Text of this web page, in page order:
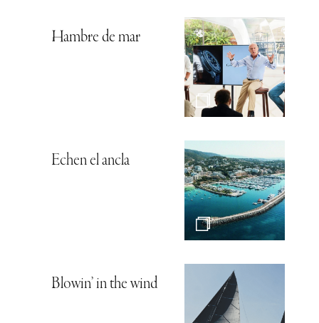
Hambre de mar
Echen el ancla
Blowin’ in the wind